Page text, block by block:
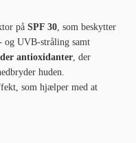
på SPF 30, som beskytter
og UVB-stråling samt
antioxidanter, der
huden.
som hjælper med at